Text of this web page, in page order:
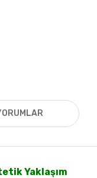
Yaklaşım